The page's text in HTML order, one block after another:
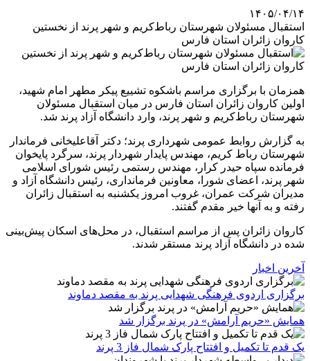
۱۴۰۵/۰۴/۱۴
استقبال مسئولان شهرستان رباط‌کریم و شهر پرند از نخستین
کاروان زائران استان فارس
همزمان با برگزاری مراسم باشکوه تشییع پیکر مطهر امام شهید،
اولین کاروان زائران استان فارس در میان استقبال مسئولان
شهرستان رباط‌کریم و شهر پرند، وارد دانشگاه آزاد پرند شد.
به گزارش روابط عمومی شهرداری پرند؛ دکتر آقاعلیخانی فرماندار
شهرستان رباط کریم، مهندس پایدار شهردار پرند، سرگرد پایخوان
فرمانده سپاه حیدر کرار، مهندس رستمی رئیس شورای اسلامی
شهر پرند، اعضای شورا، معاونین فرمانداری، رئیس دانشگاه آزاد و
مدیران شرکت عمران، غروب امروز یکشنبه به استقبال زائران
رفته و به آنها خیر مقدم گفتند.
کاروان زائران پس از مراسم استقبال، در محل‌های اسکان پیش‌بینی
شده در دانشگاه آزاد پرند مستقر شدند.
آخرین اخبار
برگزاری اردوی فرهنگی شهدایی پرند به مقصد دماوند
همایش «حریم آرامش» در پرند برگزار شد
یک قدم تا تکمیل و افتتاح پارک شمال فاز 3 پرند